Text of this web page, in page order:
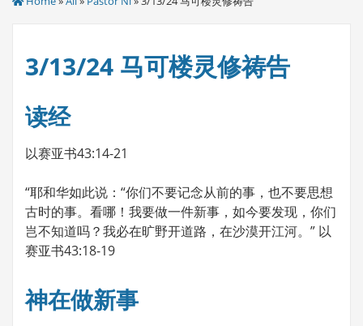
3/13/24 马可楼灵修祷告
读经
以赛亚书43:14-21
“耶和华如此说：“你们不要记念从前的事，也不要思想
古时的事。看哪！我要做一件新事，如今要发现，你们
岂不知道吗？我必在旷野开道路，在沙漠开江河。” 以
赛亚书43:18-19
神在做新事